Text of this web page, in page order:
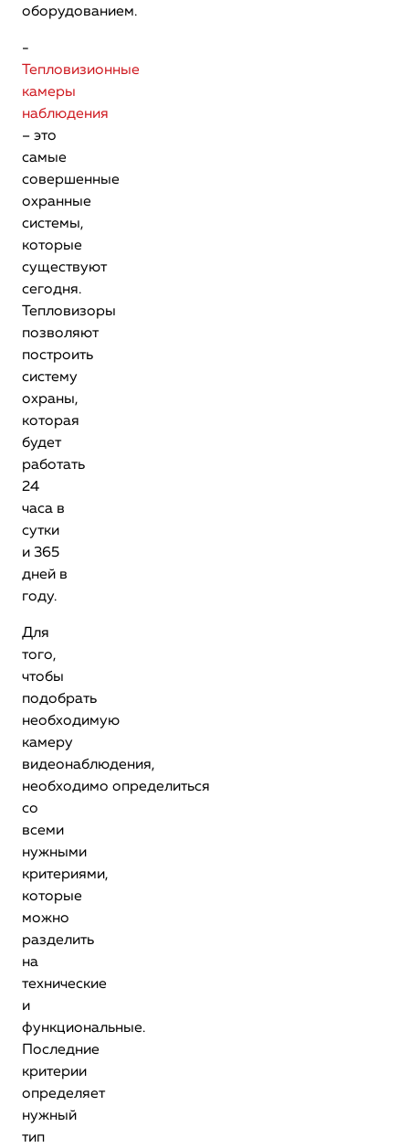
оборудованием.
-
Тепловизионные
камеры
наблюдения
– это
самые
совершенные
охранные
системы,
которые
существуют
сегодня.
Тепловизоры
позволяют
построить
систему
охраны,
которая
будет
работать
24
часа в
сутки
и 365
дней в
году.
Для
того,
чтобы
подобрать
необходимую
камеру
видеонаблюдения,
необходимо определиться
со
всеми
нужными
критериями,
которые
можно
разделить
на
технические
и
функциональные.
Последние
критерии
определяет
нужный
тип